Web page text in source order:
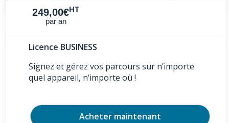
249,00€HT
par an
Licence BUSINESS
Signez et gérez vos parcours sur n’importe
quel appareil, n’importe où !
Acheter maintenant